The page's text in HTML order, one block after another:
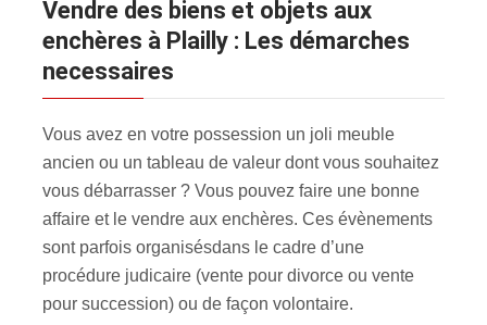
Vendre des biens et objets aux
enchères à Plailly : Les démarches
necessaires
Vous avez en votre possession un joli meuble
ancien ou un tableau de valeur dont vous souhaitez
vous débarrasser ? Vous pouvez faire une bonne
affaire et le vendre aux enchères. Ces évènements
sont parfois organisésdans le cadre d’une
procédure judicaire (vente pour divorce ou vente
pour succession) ou de façon volontaire.